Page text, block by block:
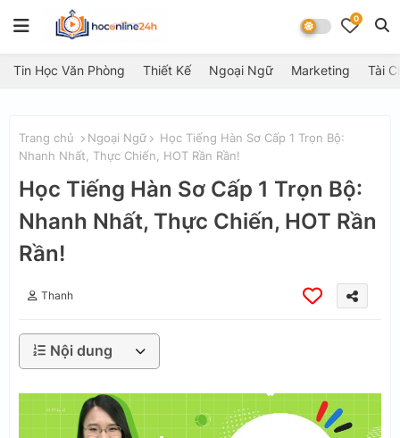
0
Tin Học Văn Phòng Thiết Kế Ngoại Ngữ Marketing Tài
Trang chủ Ngoại Ngữ
Học Tiếng Hàn Sơ Cấp 1 Trọn Bộ:
Nhanh Nhất, Thực Chiến, HOT Rần Rần!
Học Tiếng Hàn Sơ Cấp 1 Trọn Bộ:
Nhanh Nhất, Thực Chiến, HOT Rần
Rần!
Thanh
Nội dung